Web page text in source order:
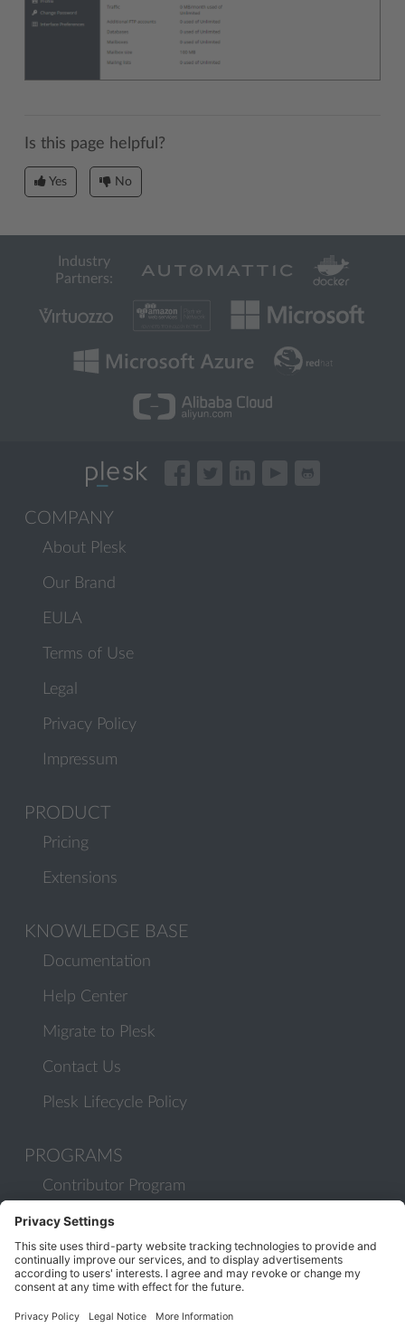
Is this page helpful?
Yes No
Industry
Partners:
COMPANY
About Plesk
Our Brand
EULA
Terms of Use
Legal
Privacy Policy
Impressum
PRODUCT
Pricing
Extensions
KNOWLEDGE BASE
Documentation
Help Center
Migrate to Plesk
Contact Us
Plesk Lifecycle Policy
PROGRAMS
Contributor Program
Partner Program
COMMUNITY